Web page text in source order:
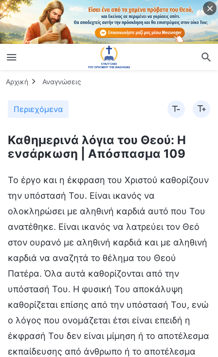
Αρχική Αναγνώσεις
Περιεχόμενα
Καθημερινά λόγια του Θεού: Η
ενσάρκωση | Απόσπασμα 109
Το έργο και η έκφραση του Χριστού καθορίζουν
την υπόστασή Του. Είναι ικανός να
ολοκληρώσει με αληθινή καρδιά αυτό που Του
ανατέθηκε. Είναι ικανός να λατρεύει τον Θεό
στον ουρανό με αληθινή καρδιά και με αληθινή
καρδιά να αναζητά το θέλημα του Θεού
Πατέρα. Όλα αυτά καθορίζονται από την
υπόστασή Του. Η φυσική Του αποκάλυψη
καθορίζεται επίσης από την υπόστασή Του, ενώ
ο λόγος που ονομάζεται έτσι είναι επειδή η
έκφρασή Του δεν είναι μίμηση ή το αποτέλεσμα
εκπαίδευσης από άνθρωπο ή το αποτέλεσμα